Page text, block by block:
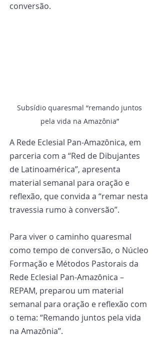
conversão.
Subsídio quaresmal “remando juntos
pela vida na Amazônia”
A Rede Eclesial Pan-Amazônica, em
parceria com a “Red de Dibujantes
de Latinoamérica”, apresenta
material semanal para oração e
reflexão, que convida a “remar nesta
travessia rumo à conversão”.
Para viver o caminho quaresmal
como tempo de conversão, o Núcleo
Formação e Métodos Pastorais da
Rede Eclesial Pan-Amazônica –
REPAM, preparou um material
semanal para oração e reflexão com
o tema: “Remando juntos pela vida
na Amazônia”.